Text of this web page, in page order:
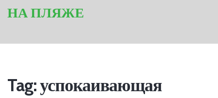
НА ПЛЯЖЕ
Tag: успокаивающая